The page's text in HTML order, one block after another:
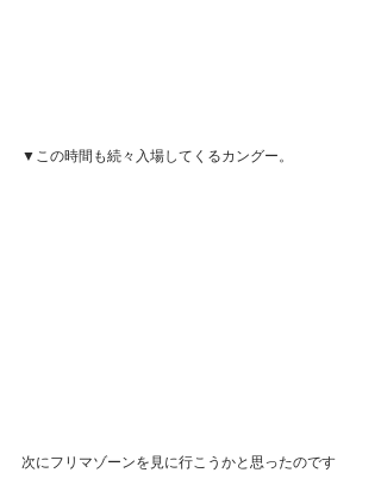
▼この時間も続々入場してくるカングー。
次にフリマゾーンを見に行こうかと思ったのです